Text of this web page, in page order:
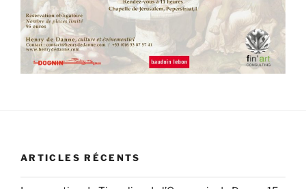
ARTICLES RÉCENTS